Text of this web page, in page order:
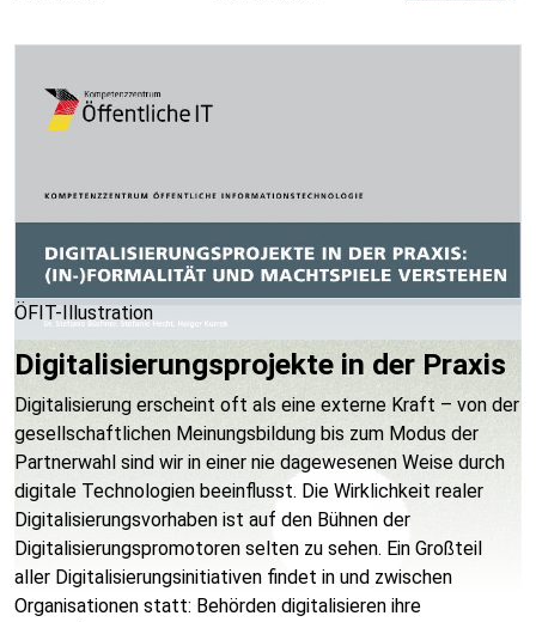
ÖFIT-Illustration
Digitalisierungsprojekte in der Praxis
Digitalisierung erscheint oft als eine externe Kraft – von der
gesellschaftlichen Meinungsbildung bis zum Modus der
Partnerwahl sind wir in einer nie dagewesenen Weise durch
digitale Technologien beeinflusst. Die Wirklichkeit realer
Digitalisierungsvorhaben ist auf den Bühnen der
Digitalisierungspromotoren selten zu sehen. Ein Großteil
aller Digitalisierungsinitiativen findet in und zwischen
Organisationen statt: Behörden digitalisieren ihre